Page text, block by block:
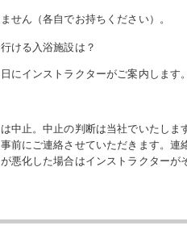
せん（各自でお持ちください）。
ける入浴施設は？
にインストラクターがご案内します
中止。中止の判断は当社でいたし
前にご連絡させていただきます。
悪化した場合はインストラクター